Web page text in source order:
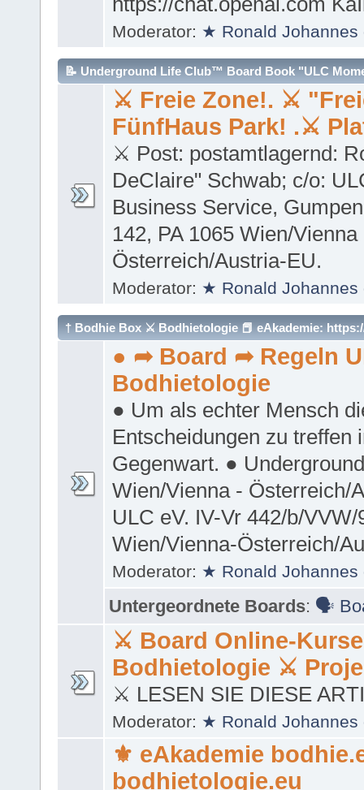
Moderator: ★ Ronald Johannes
📝 Underground Life Club™ Board Book "ULC
"Das ULC FrageSpiel™" vs https://chat.openai.com
⚔ Freie Zone!. ⚔
FünfHaus Park! .⚔
⚔ Post: postamtlagernd:
DeClaire" Schwab; c/o:
Business Service,
142, PA 1065 Wien/Vienna
Österreich/Austria-EU.
Moderator: ★ Ronald Johannes
† Bodhie Box ⚔ Bodhietologie 📕 eAkademie:
● ➦ Board ➦ Regeln
Bodhietologie
● Um als echter Mensch
Entscheidungen zu treffen
Gegenwart. ●
Wien/Vienna - Österreich/
ULC eV. IV-Vr 442/b/VVW/
Wien/Vienna-Österreich/
Moderator: ★ Ronald Johannes
Untergeordnete Boards: 🗣
⚔ Board Online-
Bodhietologie ⚔
⚔ LESEN SIE DIESE
Moderator: ★ Ronald Johannes
⚜ eAkademie
bodhietologie.eu